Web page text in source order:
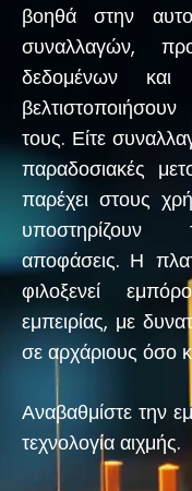
βοηθά στην
συναλλαγών,
δεδομένων
τους. Είτε
παραδοσιακές
παρέχει στους
υποστηρίζουν
αποφάσεις. Η
φιλοξενεί
εμπειρίας, με
σε αρχάριους όσο
Αναβαθμίστε την
τεχνολογία αιχμής.